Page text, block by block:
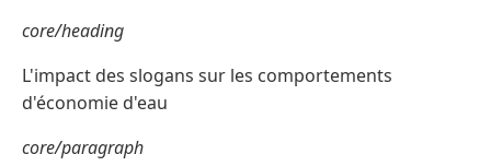
core/heading
L'impact des slogans sur les comportements
d'économie d'eau
core/paragraph